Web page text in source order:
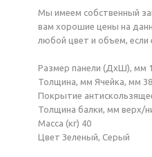
Мы имеем собственный
вам хорошие цены на
любой цвет и объем, если
Размер панели (ДxШ), мм
Толщина, мм Ячейка, мм
Покрытие
Толщина балки, мм верх/
Масса (кг) 40
Цвет Зеленый, Серый